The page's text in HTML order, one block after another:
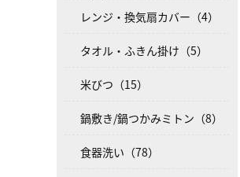
レンジ・換気扇カバー（4）
タオル・ふきん掛け（5）
米びつ（15）
鍋敷き/鍋つかみミトン（8）
食器洗い（78）